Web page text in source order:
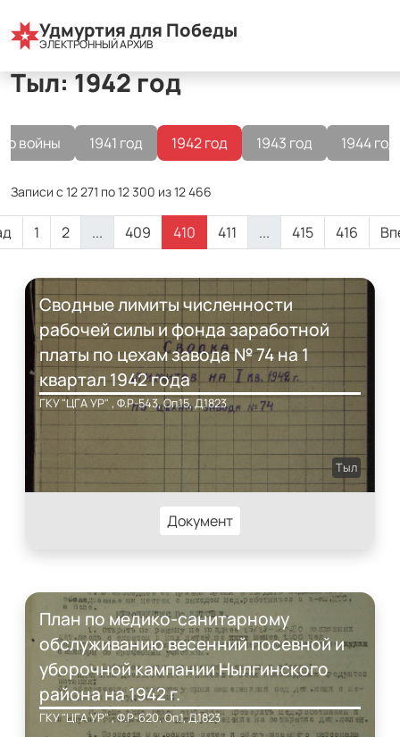
Удмуртия для Победы
ЭЛЕКТРОННЫЙ АРХИВ
Все разделы Тыл 1942 год
Тыл: 1942 год
войны 1941 год 1942 год 1943 год 1944 год
Записи с 12 271 по 12 300 из 12 466
1 2 ... 409 410 411 ... 415 416
Сводные лимиты численности
рабочей силы и фонда заработной
платы по цехам завода № 74 на 1
квартал 1942 года
ГКУ "ЦГА УР" , Ф.Р-543, Оп.15, Д.1823
Тыл
Документ
План по медико-санитарному
обслуживанию весенний посевной и
уборочной кампании Нылгинского
района на 1942 г.
ГКУ "ЦГА УР" , Ф.Р-620, Оп.1, Д.1823